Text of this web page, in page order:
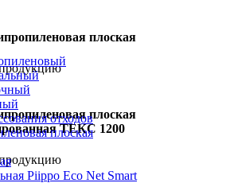
плоская
плоская
ТЕКС 1200
отходов
плоская
Piippo Eco Net Smart